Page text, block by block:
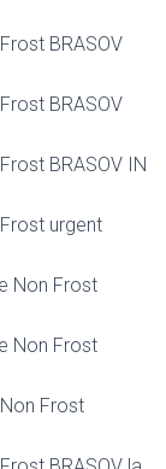
BRASOV
BRASOV
BRASOV IN
urgent
Non Frost
Non Frost
Frost